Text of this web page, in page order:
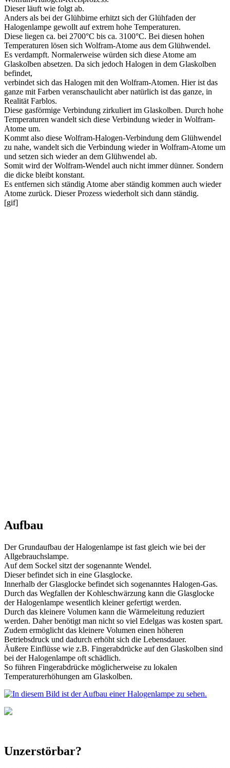
Dieser läuft wie folgt ab.
Anders als bei der Glühbirne erhitzt sich der Glühfaden der
Halogenlampe gewollt auf extrem hohe Temperaturen.
Diese liegen ca. bei 2700°C bis ca. 3100°C. Bei diesen hohen
Temperaturen lösen sich Wolfram-Atome aus dem Glühwendel.
Es verdampft. Normalerweise würden sich diese Atome am
Glaskolben absetzen. Da sich jedoch Halogen in dem Glaskolben
befindet,
verbindet sich das Halogen mit den Wolfram-Atomen. Hier ist das
ganze mit Farben veranschaulicht aber natürlich ist das ganze, in
Realität Farblos.
Diese gasförmige Verbindung zirkuliert im Glaskolben. Durch hohe
Temperaturen wandelt sich diese Verbindung wieder in Wolfram-
Atome um.
Kommt also diese Wolfram-Halogen-Verbindung dem Glühwendel
zu nahe, wandelt sich die Verbindung wieder in Wolfram-Atome um
und setzen sich wieder an dem Glühwendel ab.
Somit wird der Wolfram-Wendel auch nicht immer dünner. Sondern
die dicke bleibt konstant.
Es entfernen sich ständig Atome aber ständig kommen auch wieder
Atome zurück. Dieser Prozess wiederholt sich dann ständig.
[gif]
Aufbau
Der Grundaufbau der Halogenlampe ist fast gleich wie bei der
Allgebrauchslampe.
Auf dem Sockel sitzt der sogenannte Wendel.
Dieser befindet sich in eine Glasglocke.
Innerhalb der Glasglocke befindet sich sogenanntes Halogen-Gas.
Durch das Wegfallen der Kohleschwärzung kann die Glasglocke
der Halogenlampe wesentlich kleiner gefertigt werden.
Durch das kleinere Volumen kann die Wärmeleitung reduziert
werden. Daher benötigt man nicht so viel Edelgas was kosten spart.
Zudem ermöglicht das kleinere Volumen einen höheren
Betriebsdruck und dadurch erhöht sich die Lebensdauer.
Äußere Einflüsse wie z.B. Fingerabdrücke auf den Glaskolben sind
bei der Halogenlampe oft schädlich.
So führen Fingerabdrücke möglicherweise zu lokalen
Temperaturerhöhungen am Glaskolben.
Unzerstörbar?